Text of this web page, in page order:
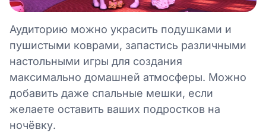
Аудиторию можно украсить подушками и
пушистыми коврами, запастись различными
настольными игры для создания
максимально домашней атмосферы. Можно
добавить даже спальные мешки, если
желаете оставить ваших подростков на
ночёвку.